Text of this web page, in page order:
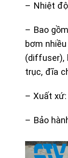
– Nhiệt
– Bao
bơm
(diffuser),
trục, đĩa
– Xuất
– Bảo